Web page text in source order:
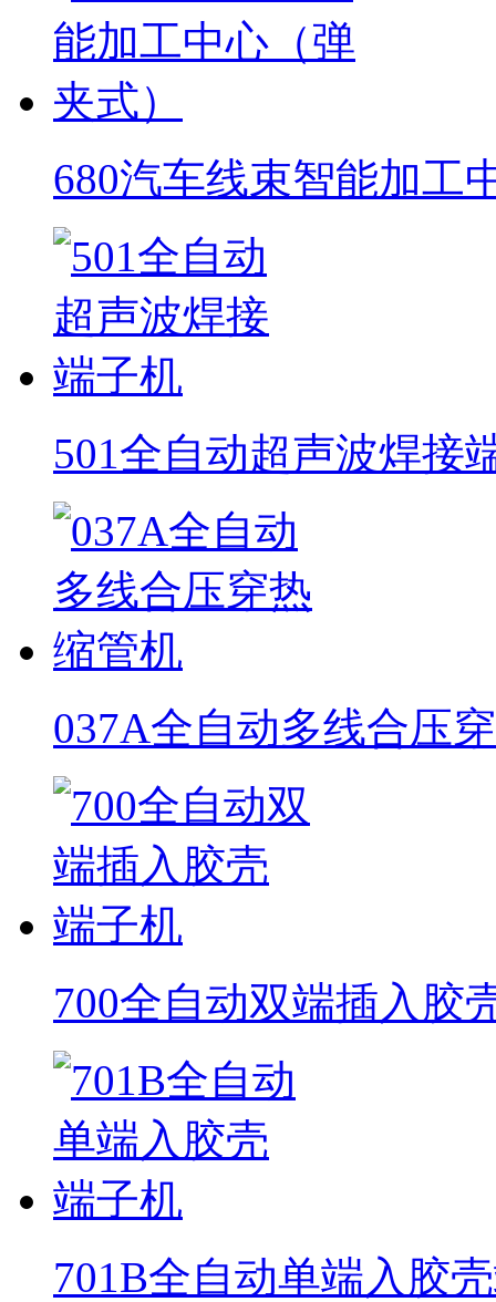
680汽车线束智能加工
501全自动超声波焊接
037A全自动多线合压
700全自动双端插入胶
701B全自动单端入胶